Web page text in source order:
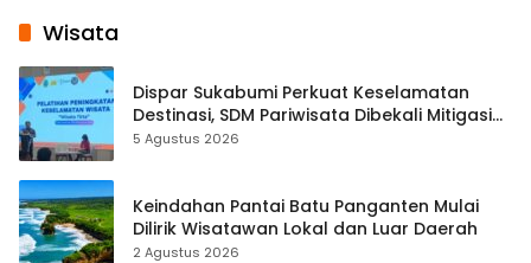
Wisata
Dispar Sukabumi Perkuat Keselamatan
Destinasi, SDM Pariwisata Dibekali Mitigasi
hingga Teknik Evakuasi
5 Agustus 2026
Keindahan Pantai Batu Panganten Mulai
Dilirik Wisatawan Lokal dan Luar Daerah
2 Agustus 2026